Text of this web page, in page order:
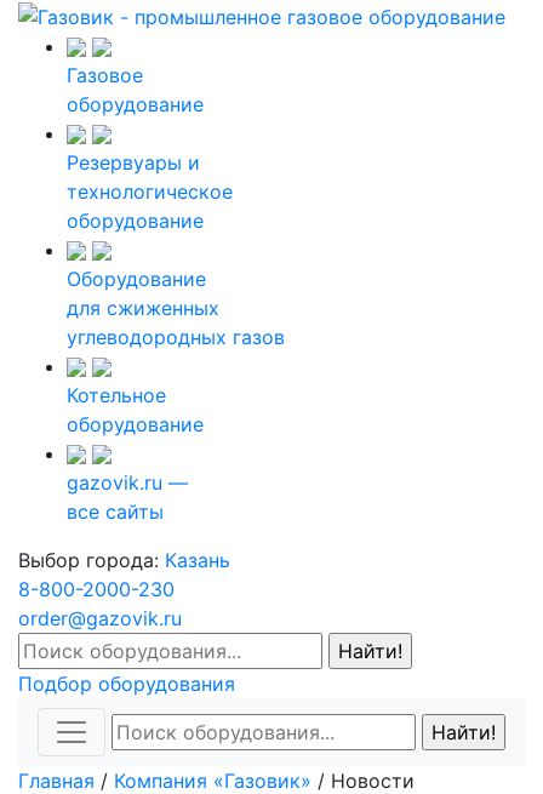
Газовое
оборудование
Резервуары и
технологическое
оборудование
Оборудование
для сжиженных
углеводородных газов
Котельное
оборудование
gazovik.ru —
все сайты
Выбор города: Казань
8-800-2000-230
order@gazovik.ru
Подбор оборудования
Главная / Компания «Газовик» / Новости